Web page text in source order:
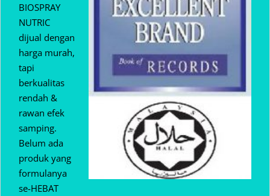
BIOSPRAY
NUTRIC
dijual dengan
harga murah,
tapi
berkualitas
rendah &
rawan efek
samping.
Belum ada
produk yang
formulanya
se-HEBAT